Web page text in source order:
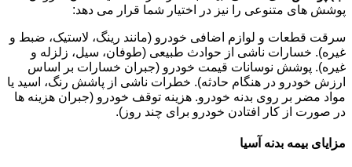
پوشش های متنوعی را نیز در اختیار شما قرار می دهد:
سرقت قطعات و لوازم اضافی خودرو (مانند رینگ، لاستیک، ضبط و
غیره). خسارات ناشی از حوادث طبیعی (طوفان، سیل، زلزله و
غیره). پوشش نوسانات قیمت خودرو (جبران خسارات بر اساس
ارزش خودرو در هنگام حادثه). خطرات ناشی از پاشش رنگ، اسید یا
مواد مضر بر روی بدنه خودرو. هزینه توقف خودرو (جبران هزینه ها
در صورت از کار افتادن خودرو برای چند روز).
مزایای بیمه بدنه آسیا